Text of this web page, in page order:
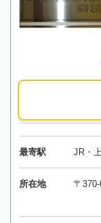
最寄駅 JR・
所在地 〒